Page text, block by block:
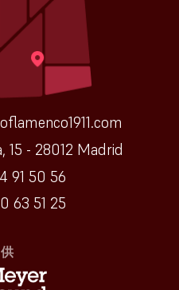
15 - 28012 Madrid
91 50 56
63 51 25